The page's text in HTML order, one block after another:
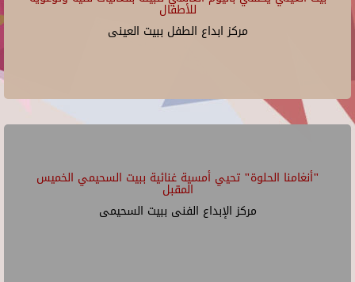
للأطفال
مركز ابداع الطفل ببيت العينى
"أنغامنا الحلوة" تحيي أمسية غنائية ببيت السحيمي الخميس
المقبل
مركز الإبداع الفنى ببيت السحيمى